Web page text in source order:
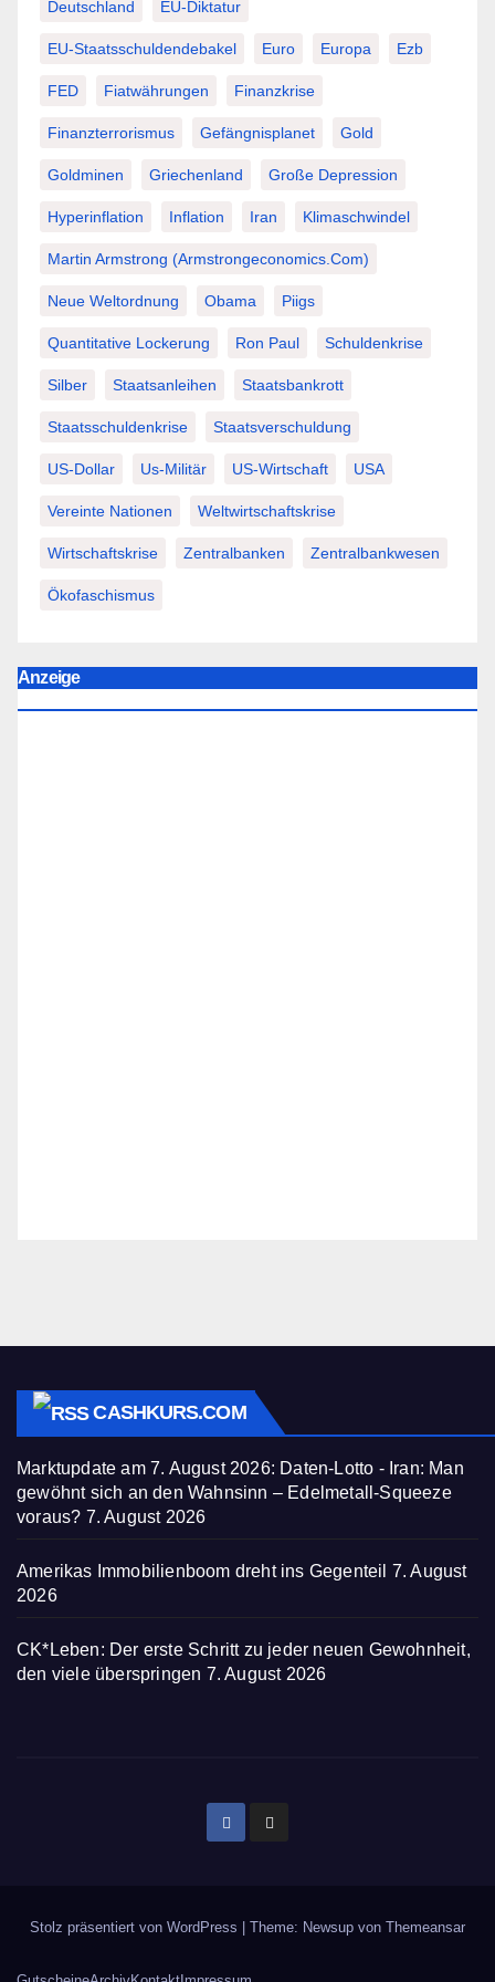
Deutschland EU-Diktatur
EU-Staatsschuldendebakel Euro Europa Ezb
FED Fiatwährungen Finanzkrise
Finanzterrorismus Gefängnisplanet Gold
Goldminen Griechenland Große Depression
Hyperinflation Inflation Iran Klimaschwindel
Martin Armstrong (Armstrongeconomics.com)
Neue Weltordnung Obama Piigs
Quantitative Lockerung Ron Paul Schuldenkrise
Silber Staatsanleihen Staatsbankrott
Staatsschuldenkrise Staatsverschuldung
US-Dollar Us-Militär US-Wirtschaft USA
Vereinte Nationen Weltwirtschaftskrise
Wirtschaftskrise Zentralbanken Zentralbankwesen
Ökofaschismus
Anzeige
CASHKURS.COM
Marktupdate am 7. August 2026: Daten-Lotto - Iran: Man
gewöhnt sich an den Wahnsinn – Edelmetall-Squeeze
voraus? 7. August 2026
Amerikas Immobilienboom dreht ins Gegenteil 7. August
2026
CK*Leben: Der erste Schritt zu jeder neuen Gewohnheit,
den viele überspringen 7. August 2026
Stolz präsentiert von WordPress | Theme: Newsup von Themeansar